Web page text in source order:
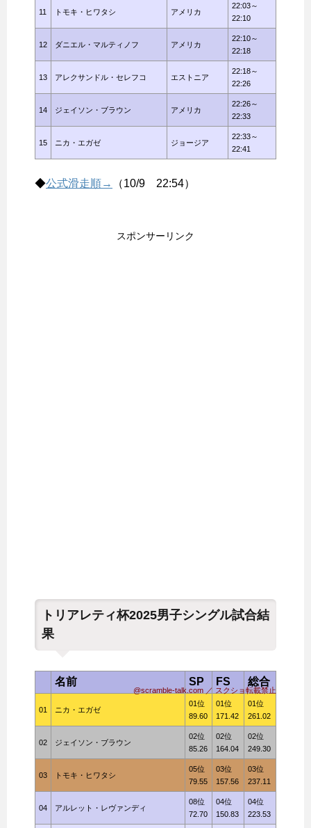
11 トモキ・ヒワタシ アメリカ
22:03～
22:10
12 ダニエル・マルティノフ アメリカ
22:10～
22:18
13 アレクサンドル・セレフコ エストニア
22:18～
22:26
14 ジェイソン・ブラウン アメリカ
22:26～
22:33
15 ニカ・エガゼ ジョージア
22:33～
22:41
◆公式滑走順→ （10/9 22:54）
スポンサーリンク
トリアレティ杯2025男子シングル試合結
果
@scramble-talk.com ／ スクショ転載禁止
名前 SP FS 総合
01 ニカ・エガゼ
01位
89.60
01位
171.42
01位
261.02
02 ジェイソン・ブラウン
02位
85.26
02位
164.04
02位
249.30
03 トモキ・ヒワタシ
05位
79.55
03位
157.56
03位
237.11
04 アルレット・レヴァンディ
08位
72.70
04位
150.83
04位
223.53